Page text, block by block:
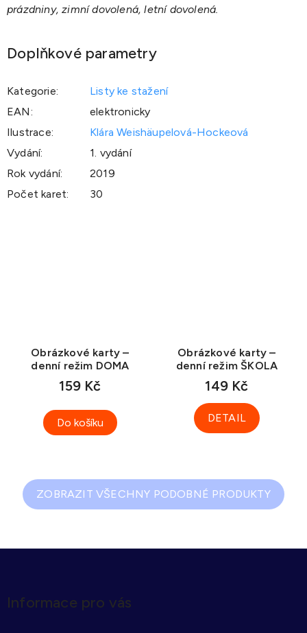
prázdniny, zimní dovolená, letní dovolená.
Doplňkové parametry
Kategorie:
Listy ke stažení
EAN:
elektronicky
Ilustrace:
Klára Weishäupelová-Hockeová
Vydání:
1. vydání
Rok vydání:
2019
Počet karet: 30
Obrázkové karty –
denní režim DOMA
159 Kč
Do košíku
Obrázkové karty –
denní režim ŠKOLA
149 Kč
DETAIL
ZOBRAZIT VŠECHNY PODOBNÉ PRODUKTY
p
aInformace pro vás